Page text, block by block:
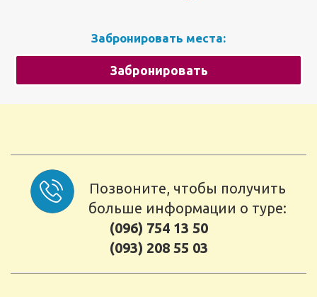
Забронировать места:
Забронировать
Позвоните, чтобы получить
больше информации о туре:
(096) 754 13 50
(093) 208 55 03